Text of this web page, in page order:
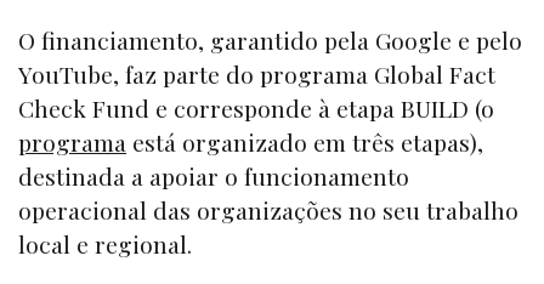
O financiamento, garantido pela Google e pelo
YouTube, faz parte do programa Global Fact
Check Fund e corresponde à etapa BUILD (o
programa está organizado em três etapas),
destinada a apoiar o funcionamento
operacional das organizações no seu trabalho
local e regional.